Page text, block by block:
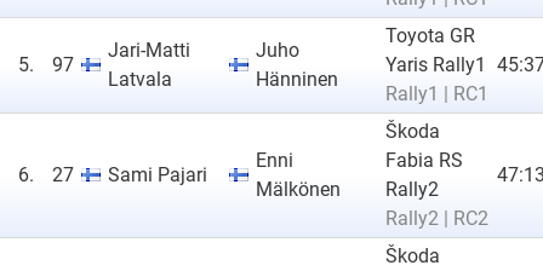
5. 97
Jari-Matti
Latvala
Juho
Hänninen
Toyota GR
Yaris Rally1
Rally1 | RC1
6. 27 Sami Pajari
Enni
Mälkönen
Škoda
Fabia RS
Rally2
Rally2 | RC2
Škoda